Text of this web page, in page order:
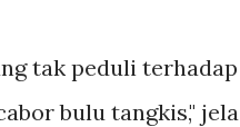
tak peduli terhadap
bulu tangkis,"